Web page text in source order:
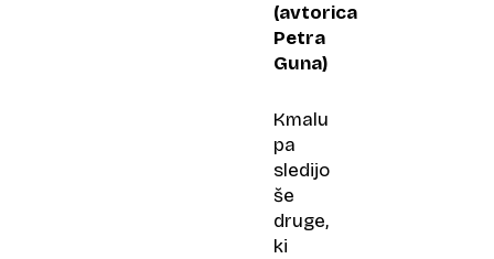
(avtorica
Petra
Guna)
Kmalu
pa
sledijo
še
druge,
ki